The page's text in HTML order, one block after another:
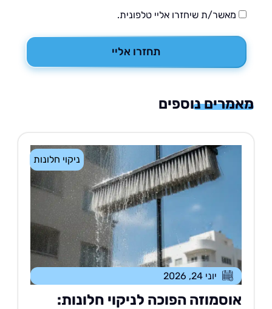
מאשר/ת שיחזרו אליי טלפונית.
תחזרו אליי
נוספים
ניקוי חלונות
יוני 24, 2026
הפוכה לניקוי חלונות: